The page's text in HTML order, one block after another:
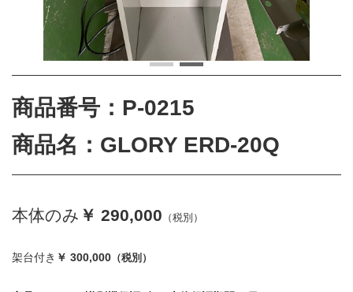
商品番号：P-0215
商品名：GLORY ERD-20Q
本体のみ ￥ 290,000 （税別）
架台付き ￥ 300,000 （税別）